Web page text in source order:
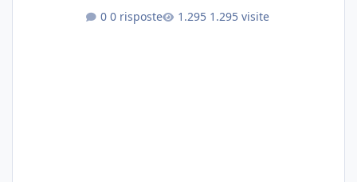
cardinali, e tre pulitori in una vasca con 200
0 risposte 1.295 visite